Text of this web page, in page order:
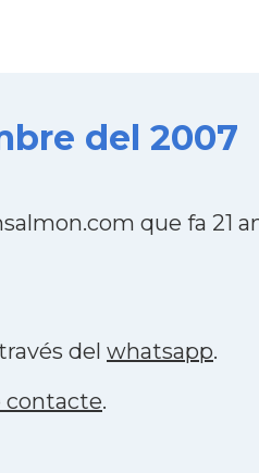
del 2007
que fa 21
del whatsapp.
contacte.